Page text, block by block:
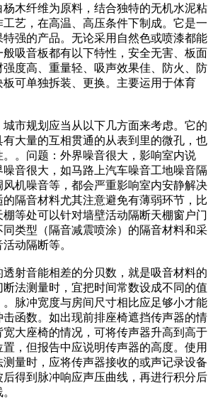
木纤维为原料，结合独特的无机水泥粘
艺，在高温、高压条件下制成。它是一
强的产品。无论采用自然色或喷漆都能
吸音板都有以下特性，安全无害、板面
度高、重量轻、吸声效果佳、防火、防
可单独拆装、更换。主要运用于体育
市规划应当从以下几方面来考虑。它的
大量的互相贯通的从表到里的微孔，也
。。问题：外界噪音很大，影响室内说
音很大，如马路上汽车噪音工地噪音隔
机噪音等，都会严重影响室内安静解决
隔音材料尤其注意避免有薄弱环节，比
等处可以针对墙壁活动隔断天棚窗户门
类型（隔音减震喷涂）的隔音材料和采
动隔断等。
透射音能相差的分贝数，就是吸音材料的
断法测量时，宜把时间常数设成不同的值
。脉冲宽度与房间尺寸相比应足够小才能
函数。如出现前排座椅遮挡传声器的情
大座椅的情况，可将传声器升高到高于
，但报告中应说明传声器的高度。使用
量时，应将传声器接收的或声记录设备
后得到脉冲响应声压曲线，再进行积分后